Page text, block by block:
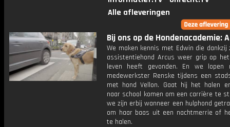
Alle afleveringen
Bij ons op de Hondenacademie:
We maken kennis met Edwin die dankzij
assistentiehond Arcus weer grip op
leven heeft gevonden. En we lopen
medewerkster Renske tijdens een
met hond Vellon. Gaat hij het halen
naar school komen om een carrière te
we zijn erbij wanneer een hulphond
om haar baas uit een nachtmerrie of
te halen.